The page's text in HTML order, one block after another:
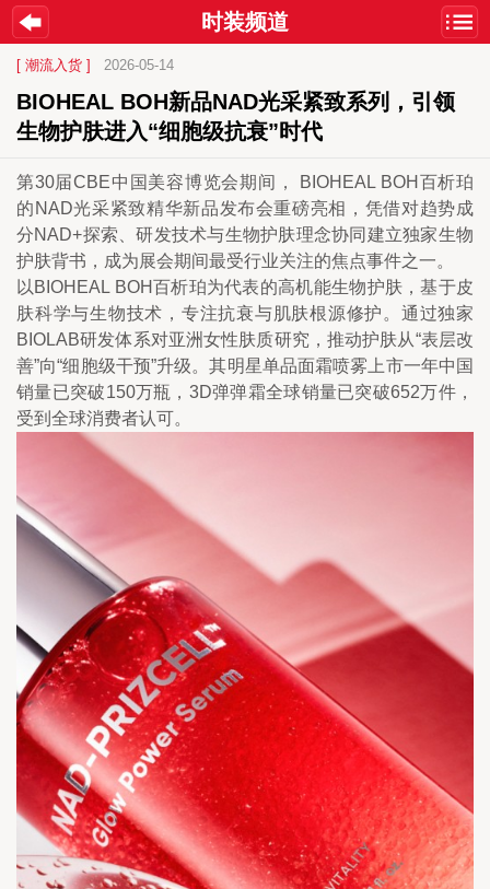
时装频道
[ 潮流入货 ] 2026-05-14
BIOHEAL BOH新品NAD光采紧致系列，引领
生物护肤进入“细胞级抗衰”时代
第30届CBE中国美容博览会期间， BIOHEAL BOH百析珀
的NAD光采紧致精华新品发布会重磅亮相，凭借对趋势成
分NAD+探索、研发技术与生物护肤理念协同建立独家生物
护肤背书，成为展会期间最受行业关注的焦点事件之一。
以BIOHEAL BOH百析珀为代表的高机能生物护肤，基于皮
肤科学与生物技术，专注抗衰与肌肤根源修护。通过独家
BIOLAB研发体系对亚洲女性肤质研究，推动护肤从“表层改
善”向“细胞级干预”升级。其明星单品面霜喷雾上市一年中国
销量已突破150万瓶，3D弹弹霜全球销量已突破652万件，
受到全球消费者认可。